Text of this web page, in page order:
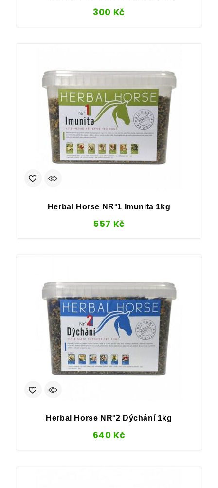
300 Kč
Herbal Horse NR°1 Imunita 1kg
557 Kč
Herbal Horse NR°2 Dýchání 1kg
640 Kč